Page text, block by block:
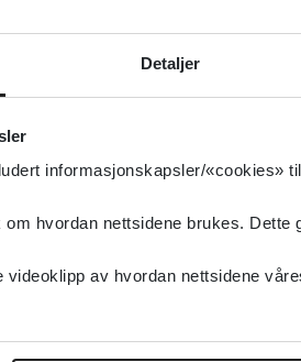
Detaljer
informasjonskapsler/«cookies»
hvordan nettsidene brukes.
av hvordan nettsidene
hyperrefleksi, agitasjon,
og eventuelt koma.
Takykardi og
bradyarytmier, AV-blokk
QTc-tid.